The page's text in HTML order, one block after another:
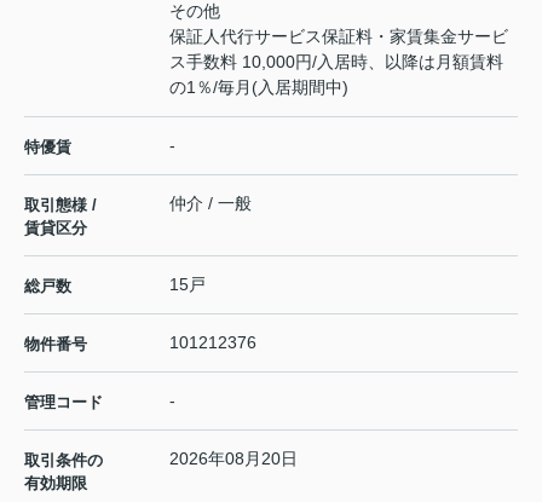
その他
保証人代行サービス保証料・家賃集金サービ
ス手数料 10,000円/入居時、以降は月額賃料
の1％/毎月(入居期間中)
特優賃 -
取引態様 /
賃貸区分
仲介 / 一般
総戸数 15戸
物件番号 101212376
管理コード -
取引条件の
有効期限
2026年08月20日